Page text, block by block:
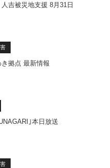
吉被災地支援 8月31日
拠点 最新情報
｣本日放送